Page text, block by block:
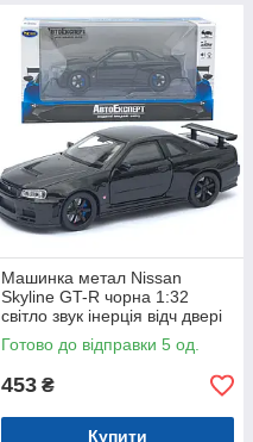
Машинка метал Nissan
Skyline GT-R чорна 1:32
світло звук інерція відч двері
капот багаж (TK-13306)
Готово до відправки 5 од.
453 ₴
Купити